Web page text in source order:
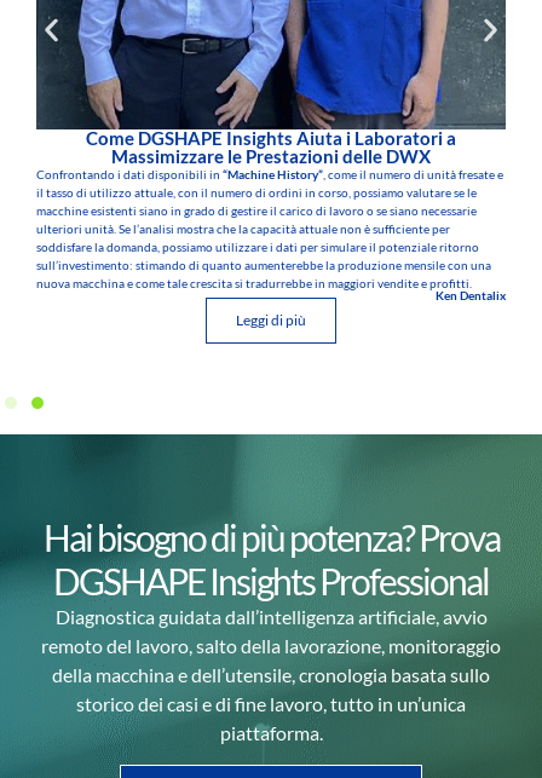
Come DGSHAPE Insights Aiuta i Laboratori a
Massimizzare le Prestazioni delle DWX
Confrontando i dati disponibili in “Machine History”, come il numero di unità fresate e
il tasso di utilizzo attuale, con il numero di ordini in corso, possiamo valutare se le
macchine esistenti siano in grado di gestire il carico di lavoro o se siano necessarie
ulteriori unità. Se l’analisi mostra che la capacità attuale non è sufficiente per
soddisfare la domanda, possiamo utilizzare i dati per simulare il potenziale ritorno
sull’investimento: stimando di quanto aumenterebbe la produzione mensile con una
nuova macchina e come tale crescita si tradurrebbe in maggiori vendite e profitti.
Ken Dentalix
Leggi di più
Hai bisogno di più potenza? Prova
DGSHAPE Insights Professional
Diagnostica guidata dall’intelligenza artificiale, avvio
remoto del lavoro, salto della lavorazione, monitoraggio
della macchina e dell’utensile cronologia basata sullo
storico dei casi e di fine lavoro, tutto in un’unica
piattaforma.